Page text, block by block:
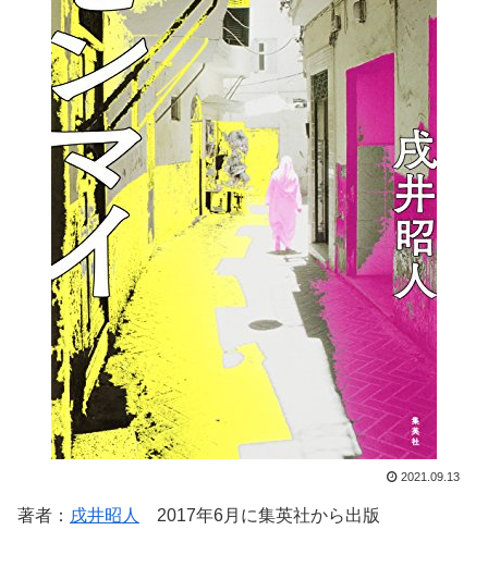
2021.09.13
著者： 戌井昭人 2017年6月に集英社から出版